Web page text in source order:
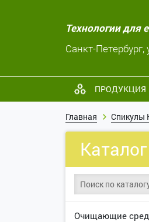
Технологии для
Санкт-
ПРОДУКЦИЯ
Главная Спикулы
Каталог
Очищающие